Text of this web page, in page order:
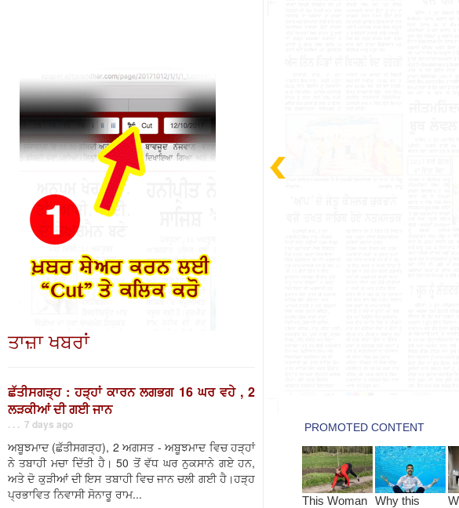
ਤਾਜ਼ਾ ਖਬਰਾਂ
ਛੱਤੀਸਗੜ੍ਹ : ਹੜ੍ਹਾਂ ਕਾਰਨ ਲਗਭਗ 16 ਘਰ ਵਹੇ , 2
ਲੜਕੀਆਂ ਦੀ ਗਈ ਜਾਨ
. . . 7 days ago
ਅਬੂਝਮਾਦ (ਛੱਤੀਸਗੜ੍ਹ), 2 ਅਗਸਤ - ਅਬੂਝਮਾਦ ਵਿਚ ਹੜ੍ਹਾਂ
ਨੇ ਤਬਾਹੀ ਮਚਾ ਦਿੱਤੀ ਹੈ। 50 ਤੋਂ ਵੱਧ ਘਰ ਨੁਕਸਾਨੇ ਗਏ ਹਨ,
ਅਤੇ ਦੋ ਕੁੜੀਆਂ ਦੀ ਇਸ ਤਬਾਹੀ ਵਿਚ ਜਾਨ ਚਲੀ ਗਈ ਹੈ।ਹੜ੍ਹ
ਪ੍ਰਭਾਵਿਤ ਨਿਵਾਸੀ ਸੋਨਾਰੂ ਰਾਮ...